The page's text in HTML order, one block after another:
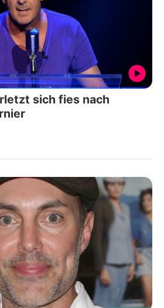
sich fies nach